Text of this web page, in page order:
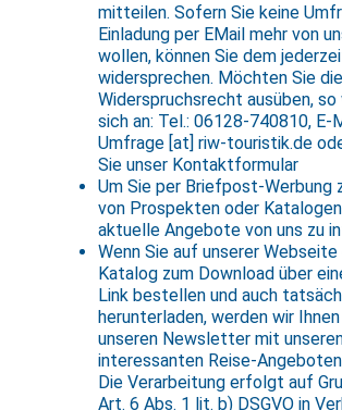
mitteilen. Sofern Sie keine
Einladung per EMail mehr von
wollen, können Sie dem
widersprechen. Möchten Sie
Widerspruchsrecht ausüben, so
sich an: Tel.: 06128-740810, E-
Umfrage [at] riw-touristik.de
Sie unser Kontaktformular
Um Sie per Briefpost-Werbung
von Prospekten oder
aktuelle Angebote von uns zu
Wenn Sie auf unserer Webseite
Katalog zum Download über
Link bestellen und auch
herunterladen, werden wir
unseren Newsletter mit
interessanten Reise-
Die Verarbeitung erfolgt auf
Art. 6 Abs. 1 lit. b) DSGVO in